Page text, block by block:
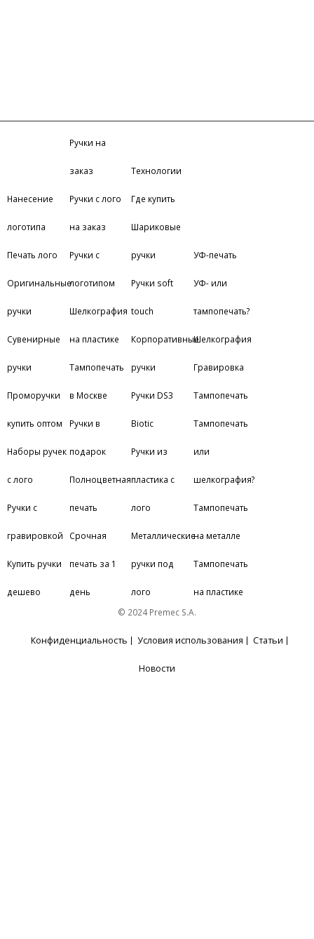
Нанесение
логотипа
Печать лого
Оригинальные
ручки
Сувенирные
ручки
Проморучки
купить оптом
Наборы ручек
с лого
Ручки с
гравировкой
Купить ручки
дешево
Ручки на
заказ
Ручки с лого
на заказ
Ручки с
логотипом
Шелкография
на пластике
Тампопечать
в Москве
Ручки в
подарок
Полноцветная
печать
Срочная
печать за 1
день
Технологии
Где купить
Шариковые
ручки
Ручки soft
touch
Корпоративные
ручки
Ручки DS3
Biotic
Ручки из
пластика с
лого
Металлические
ручки под
лого
УФ-печать
УФ- или
тампопечать?
Шелкография
Гравировка
Тампопечать
Тампопечать
или
шелкография?
Тампопечать
на металле
Тампопечать
на пластике
© 2024 Premec S.A.
Конфиденциальность Условия использования Статьи
Новости